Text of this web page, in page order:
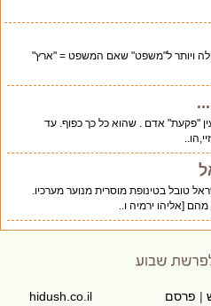
ל"משפט" שאם המשפט = "ארץ"
"פקעת" אדם . שהוא כל כך כפוף. עד
בטינופת מוסרית מנוער מערכיו.
[אליהו ירמיה ו..
פרסם hidush.co.il